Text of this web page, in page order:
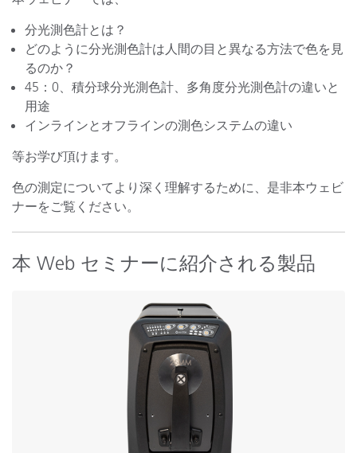
分光測色計とは？
どのように分光測色計は人間の目と異なる方法で色を見
るのか？
45：0、積分球分光測色計、多角度分光測色計の違いと
用途
インラインとオフラインの測色システムの違い
等お学び頂けます。
色の測定についてより深く理解するために、是非本ウェビ
ナーをご覧ください。
本 Web セミナーに紹介される製品